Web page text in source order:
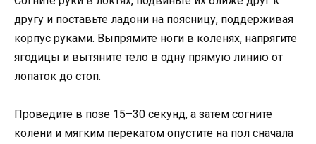
другу и поставьте ладони на поясницу, поддерживая
корпус руками. Выпрямите ноги в коленях, напрягите
ягодицы и вытяните тело в одну прямую линию от
лопаток до стоп.
Проведите в позе 15–30 секунд, а затем согните
колени и мягким перекатом опустите на пол сначала